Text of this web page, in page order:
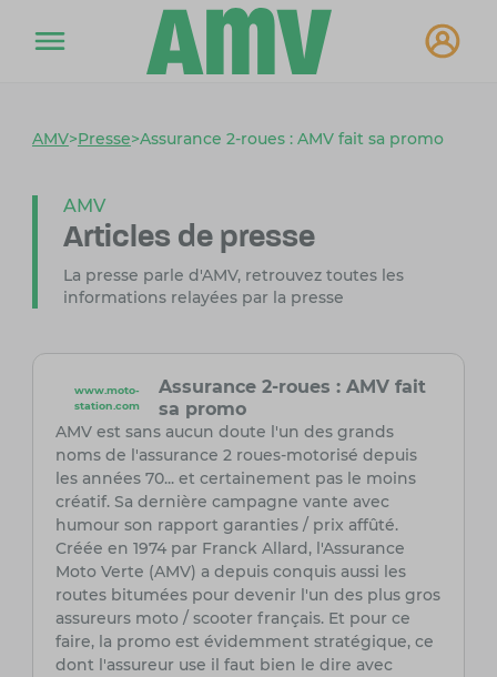
AMV>Presse>Assurance 2-roues : AMV fait sa promo
AMV
Articles de presse
La presse parle d'AMV, retrouvez toutes les
informations relayées par la presse
www.moto-
station.com
Assurance 2-roues : AMV fait
sa promo
AMV est sans aucun doute l'un des grands
noms de l'assurance 2 roues-motorisé depuis
les années 70... et certainement pas le moins
créatif. Sa dernière campagne vante avec
humour son rapport garanties / prix affûté.
Créée en 1974 par Franck Allard, l'Assurance
Moto Verte (AMV) a depuis conquis aussi les
routes bitumées pour devenir l'un des plus gros
assureurs moto / scooter français. Et pour ce
faire, la promo est évidemment stratégique, ce
dont l'assureur use il faut bien le dire avec